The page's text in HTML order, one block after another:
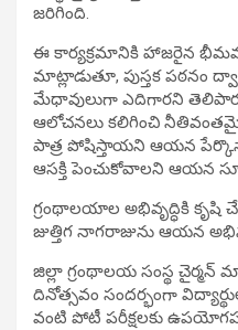
జరిగింది.
ఈ కార్యక్రమానికి హాజరైన
మాట్లాడుతూ, పుస్తక పఠనం
మేధావులుగా ఎదిగారని
ఆలోచనలు కలిగించి
పాత్ర పోషిస్తాయని ఆయన
ఆసక్తి పెంచుకోవాలని ఆయన
గ్రంథాలయాల అభివృద్ధికి కృషి
జుత్తిగ నాగరాజును ఆయన
జిల్లా గ్రంథాలయ సంస్థ చైర్మన్
దినోత్సవం సందర్భంగా
వంటి పోటీ పరీక్షలకు